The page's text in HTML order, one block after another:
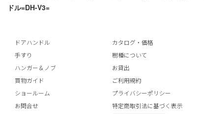
ドル=DH-V3=
ドアハンドル
手すり
ハンガー＆ノブ
買物ガイド
ショールーム
お問合せ
カタログ・価格
樹種について
お貸出
ご利用規約
プライバシーポリシー
特定商取引法に基づく表示